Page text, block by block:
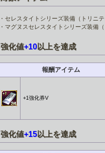
・セレスタイトシリーズ装備（トリニ
・マグヌスセレスタイトシリーズ装備
強化値+10以上を達成
報酬アイテム
+1強化券V
強化値+15以上を達成